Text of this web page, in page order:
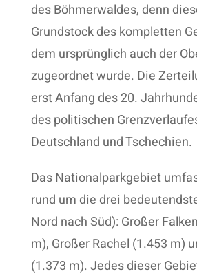
des Böhmerwaldes, denn
Grundstock des kompletten
dem ursprünglich auch der
zugeordnet wurde. Die
erst Anfang des 20.
des politischen
Deutschland und Tschechien.
Das Nationalparkgebiet
rund um die drei
Nord nach Süd): Großer
m), Großer Rachel (1.453 m)
(1.373 m). Jedes dieser